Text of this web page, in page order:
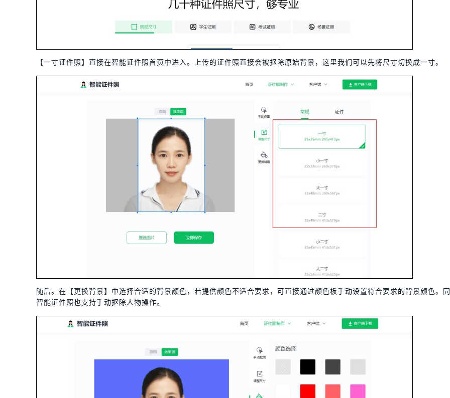
【一寸证件照】直接在智能证件照首页中进入。上传的证件照直接会被抠除原始背景，这里我们可以先将尺寸切换成一寸。
随后。在【更换背景】中选择合适的背景颜色，若提供颜色不适合要求，可直接通过颜色板手动设置符合要求的背景颜色。
智能证件照也支持手动抠除人物操作。